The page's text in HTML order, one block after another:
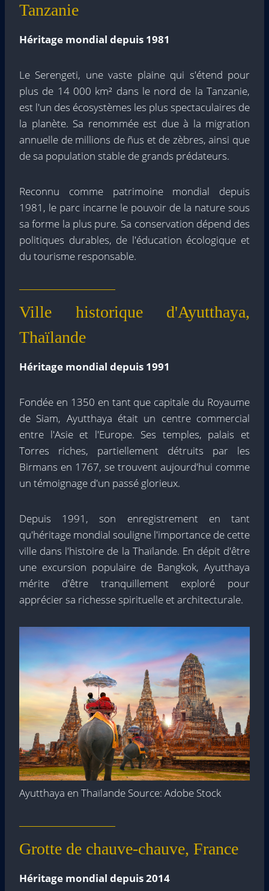
Tanzanie
Héritage mondial depuis 1981
Le Serengeti, une vaste plaine qui s'étend pour
plus de 14 000 km² dans le nord de la Tanzanie,
est l'un des écosystèmes les plus spectaculaires de
la planète. Sa renommée est due à la migration
annuelle de millions de ñus et de zèbres, ainsi que
de sa population stable de grands prédateurs.
Reconnu comme patrimoine mondial depuis
1981, le parc incarne le pouvoir de la nature sous
sa forme la plus pure. Sa conservation dépend des
politiques durables, de l'éducation écologique et
du tourisme responsable.
Ville historique d'Ayutthaya,
Thaïlande
Héritage mondial depuis 1991
Fondée en 1350 en tant que capitale du Royaume
de Siam, Ayutthaya était un centre commercial
entre l'Asie et l'Europe. Ses temples, palais et
Torres riches, partiellement détruits par les
Birmans en 1767, se trouvent aujourd'hui comme
un témoignage d'un passé glorieux.
Depuis 1991, son enregistrement en tant
qu'héritage mondial souligne l'importance de cette
ville dans l'histoire de la Thaïlande. En dépit d'être
une excursion populaire de Bangkok, Ayutthaya
mérite d'être tranquillement exploré pour
apprécier sa richesse spirituelle et architecturale.
Ayutthaya en Thaïlande Source: Adobe Stock
Grotte de chauve-chauve, France
Héritage mondial depuis 2014